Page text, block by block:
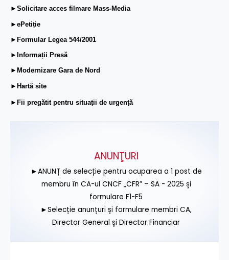
►Solicitare acces filmare Mass-Media
►ePetiție
►Formular Legea 544/2001
►Informații Presă
►Modernizare Gara de Nord
►Hartă site
►Fii pregătit pentru situații de urgență
ANUNŢURI
►ANUNȚ de selecție pentru ocuparea a 1 post de
membru în CA-ul CNCF „CFR” – SA - 2025 și
formulare F1-F5
►Selecție anunțuri și formulare membri CA,
Director General și Director Financiar